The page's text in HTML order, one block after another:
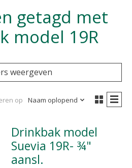
model 19R
weergeven
op Naam oplopend
Drinkbak model
Suevia 19R- ¾"
aansl.